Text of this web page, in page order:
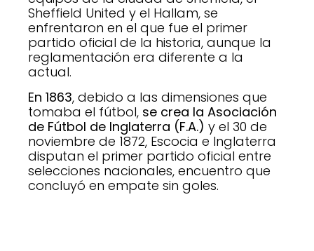
Sheffield United y el Hallam, se
enfrentaron en el que fue el primer
partido oficial de la historia, aunque la
reglamentación era diferente a la
actual.
En 1863, debido a las dimensiones que
tomaba el fútbol, se crea la Asociación
de Fútbol de Inglaterra (F.A.) y el 30 de
noviembre de 1872, Escocia e Inglaterra
disputan el primer partido oficial entre
selecciones nacionales, encuentro que
concluyó en empate sin goles.